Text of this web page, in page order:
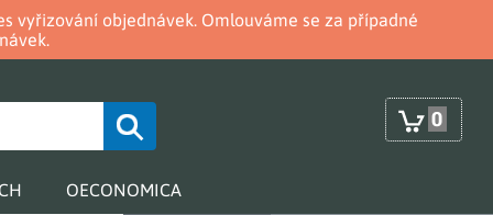
vyřizování objednávek. Omlouváme se za případné
0
OECONOMICA